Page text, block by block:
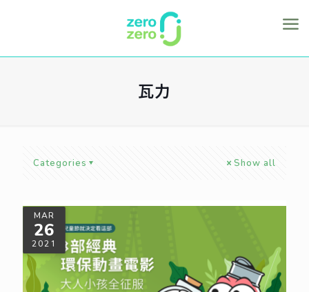
瓦力
Categories Show all
MAR
26
2021